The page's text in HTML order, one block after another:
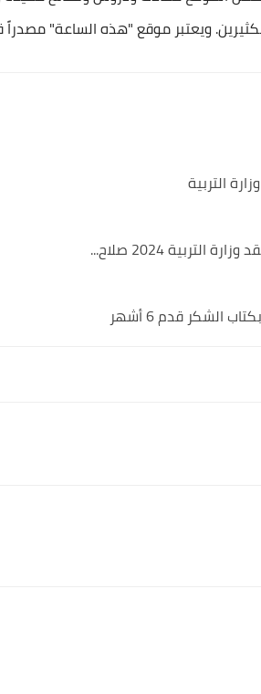
ويعتبر موقع "هذه الساعة" مصدراً
التربية
2024 صلاح...
الشكر قدم 6 أشهر